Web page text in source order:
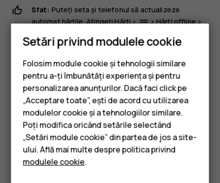
Smartphone-uri
Telefoane clasice
Accesorii
Tablete
Sfat: Puteți seta și telefonul să actualizeze
automat hărțile. AtingețiHărți>menu>Hărți offline>
Descărcare automată hărți offline în pozițiaActivat
Ștergerea unei hărți
AtingețiHărți dehaze >Hărți offlineși numele hărții.
AtingețiȘTERGERE.
Setări privind modulele cookie
Folosim module cookie și tehnologii similare
pentru a-ți îmbunătăți experiența și pentru
personalizarea anunțurilor. Dacă faci click pe
„Acceptare toate”, ești de acord cu utilizarea
modulelor cookie și a tehnologiilor similare.
Poți modifica oricând setările selectând
„Setări module cookie” din partea de jos a site-
ului. Află mai multe despre politica privind
modulele cookie.